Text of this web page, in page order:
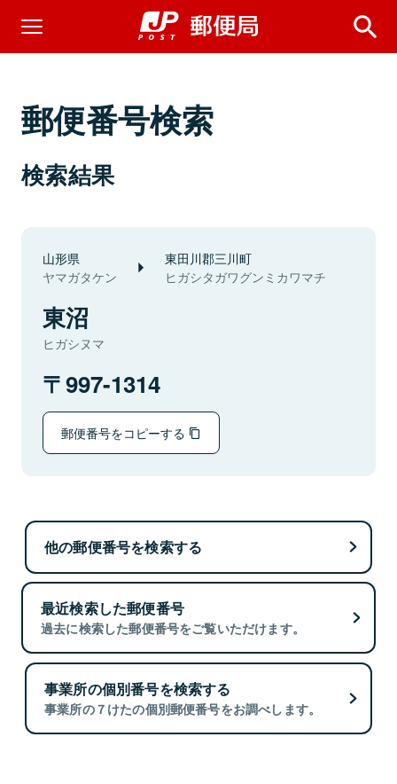
郵便番号検索
検索結果
山形県
ヤマガタケン
東田川郡三川町
ヒガシタガワグンミカワマチ
東沼
ヒガシヌマ
997-1314
郵便番号をコピーする
他の郵便番号を検索する
最近検索した郵便番号
過去に検索した郵便番号をご覧いただけます。
事業所の個別番号を検索する
事業所の７けたの個別郵便番号をお調べします。